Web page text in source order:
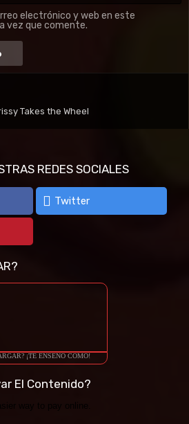
electrónico y web en este
vez que comente.
Takes the Wheel
REDES SOCIALES
Twitter
¡TE ENSEÑO COMO!
El Contenido?